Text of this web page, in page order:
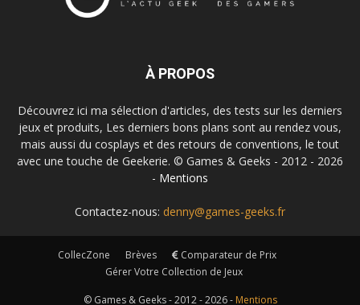
À PROPOS
Découvrez ici ma sélection d'articles, des tests sur les derniers
jeux et produits, Les derniers bons plans sont au rendez vous,
mais aussi du cosplays et des retours de conventions, le tout
avec une touche de Geekerie. © Games & Geeks - 2012 - 2026
- Mentions
Contactez-nous: denny@games-geeks.fr
CollecZone Brèves
Comparateur de Prix
Gérer Votre Collection de Jeux
© Games & Geeks - 2012 - 2026 - Mentions